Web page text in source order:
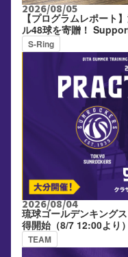
2026/08/05
【プログラムレポート
ル48球を寄贈！
S-Ring
2026/08/04
琉球ゴールデンキング
得開始（8/7 12:00より
TEAM